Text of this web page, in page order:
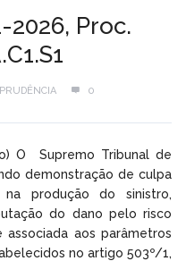
2026, Proc.
0
O Supremo Tribunal de
demonstração de culpa
produção do sinistro,
do dano pelo risco
aos parâmetros
no artigo 503º/1,